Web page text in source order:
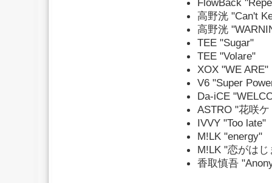
FlowBack
高野洸 "Can't
高野洸
TEE "Sugar"
TEE "Volare"
XOX "WE ARE"
V6 "Super
Da-iCE
ASTRO "花咲
IVVY "Too late"
M!LK "energy"
M!LK "恋がはじ
香取慎吾